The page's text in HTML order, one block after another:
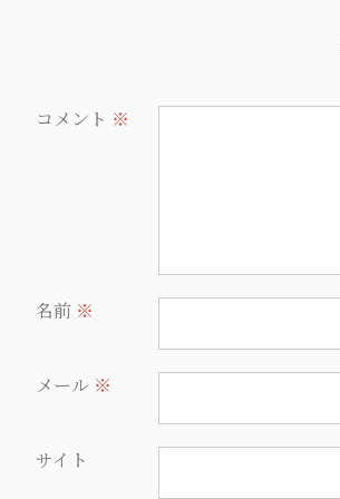
コメント ※
名前 ※
メール ※
サイト